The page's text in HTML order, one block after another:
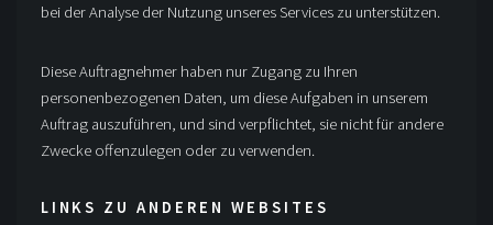
bei der Analyse der Nutzung unseres Services zu unterstützen.
Diese Auftragnehmer haben nur Zugang zu Ihren
personenbezogenen Daten, um diese Aufgaben in unserem
Auftrag auszuführen, und sind verpflichtet, sie nicht für andere
Zwecke offenzulegen oder zu verwenden.
LINKS ZU ANDEREN WEBSITES